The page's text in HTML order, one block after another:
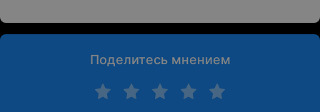
Поделитесь мнением